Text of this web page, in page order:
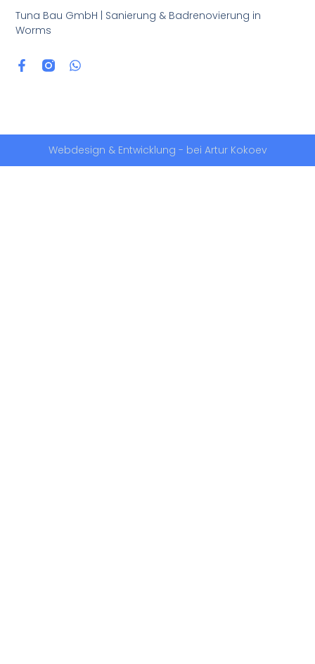
Tuna Bau GmbH | Sanierung & Badrenovierung in
Worms
Webdesign & Entwicklung - bei Artur Kokoev